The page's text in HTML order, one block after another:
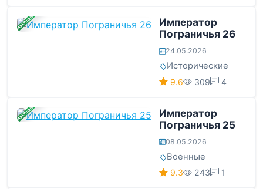
ЗАВЕРШЕНА
Император
Пограничья 26
24.05.2026
Исторические
9.6 309 4
ЗАВЕРШЕНА
Император
Пограничья 25
08.05.2026
Военные
9.3 243 1